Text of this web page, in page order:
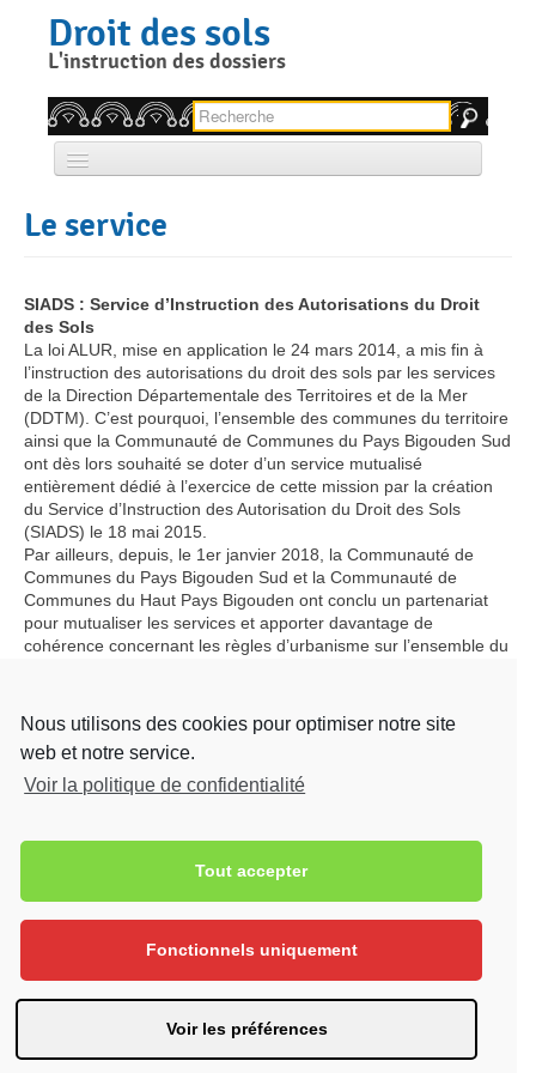
content
Droit des sols
L'instruction des dossiers
Rechercher pour :
Quelle autorisation, pour quel projet ?
Comment faire votre demande d’autorisation ?
Réglementation locale
Permanence architecte-conseil
Contact
Le service
SIADS : Service d’Instruction des Autorisations du Droit
des Sols
La loi ALUR, mise en application le 24 mars 2014, a mis fin à
l’instruction des autorisations du droit des sols par les services
de la Direction Départementale des Territoires et de la Mer
(DDTM). C’est pourquoi, l’ensemble des communes du territoire
ainsi que la Communauté de Communes du Pays Bigouden Sud
ont dès lors souhaité se doter d’un service mutualisé
entièrement dédié à l’exercice de cette mission par la création
du Service d’Instruction des Autorisation du Droit des Sols
(SIADS) le 18 mai 2015.
Par ailleurs, depuis, le 1er janvier 2018, la Communauté de
Communes du Pays Bigouden Sud et la Communauté de
Communes du Haut Pays Bigouden ont conclu un partenariat
pour mutualiser les services et apporter davantage de
cohérence concernant les règles d’urbanisme sur l’ensemble du
Pays Bigouden mais également avec des professionnels de
l’aménagement et de la construction ainsi que des particuliers.
Toutefois, seul l’instruction des dossiers est effectué au sein du
service, car l’autorité compétente pour la délivrance des
d’autorisations, il est nécessaire pour chaque pétitionnaire de
prendre contact avec la Mairie de la commune sur laquelle va
quant à la faisabilité du projet.
Share:
Nous utilisons des cookies pour optimiser notre site
web et notre service.
Voir la politique de confidentialité
Tout accepter
Fonctionnels uniquement
Voir les préférences